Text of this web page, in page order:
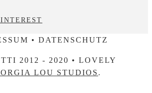
• DATENSCHUTZ
2012 - 2020 • LOVELY
LOU STUDIOS .